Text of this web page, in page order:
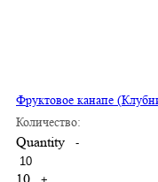
Фруктовое канапе
Количество:
Quantity -